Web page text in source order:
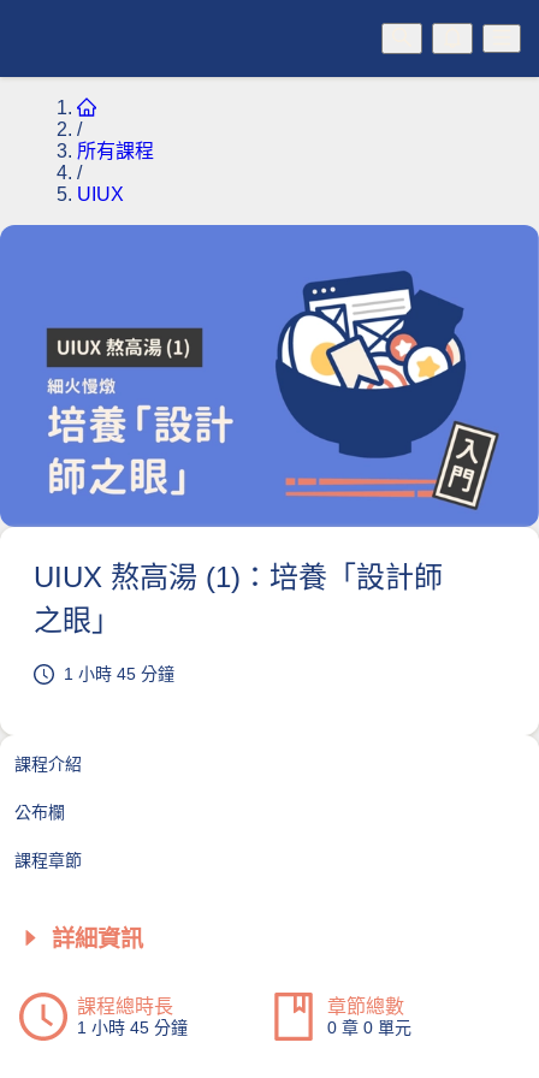
/
所有課程
/
UIUX
課程介紹
公布欄
課程章節
詳細資訊
課程總時長
1 小時 45 分鐘
章節總數
0 章 0 單元
UIUX 熬高湯 (1)：培養「設計師
之眼」
1 小時 45 分鐘